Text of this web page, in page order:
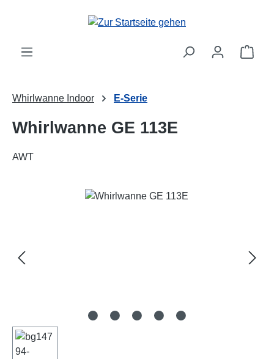
Zum Hauptinhalt springen
Whirlwanne Indoor E-Serie
Whirlwanne GE 113E
AWT
Bildergalerie überspringen